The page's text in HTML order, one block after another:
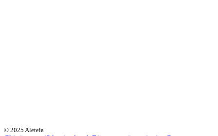
© 2025 Aleteia